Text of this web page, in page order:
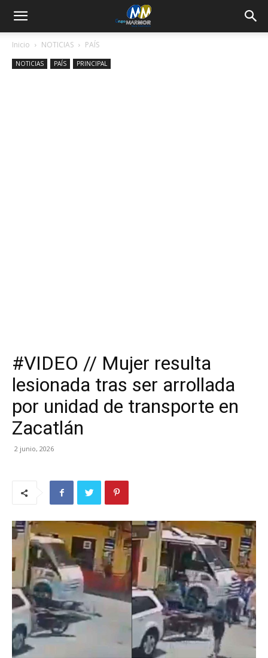
Inicio NOTICIAS PAÍS
NOTICIAS PAÍS PRINCIPAL
#VIDEO // Mujer resulta
lesionada tras ser arrollada
por unidad de transporte en
Zacatlán
2 junio, 2026